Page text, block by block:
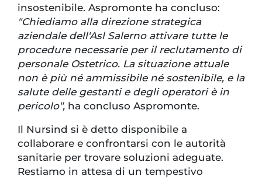
insostenibile. Aspromonte ha concluso:
"Chiediamo alla direzione strategica
aziendale dell'Asl Salerno attivare tutte le
procedure necessarie per il reclutamento di
personale Ostetrico. La situazione attuale
non è più né ammissibile né sostenibile, e la
salute delle gestanti e degli operatori è in
pericolo", ha concluso Aspromonte.
Il Nursind si è detto disponibile a
collaborare e confrontarsi con le autorità
sanitarie per trovare soluzioni adeguate.
Restiamo in attesa di un tempestivo